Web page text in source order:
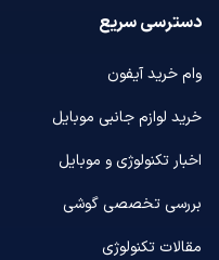
دسترسی سریع
وام خرید آیفون
خرید لوازم جانبی موبایل
اخبار تکنولوژی و موبایل
بررسی تخصصی گوشی
مقالات تکنولوژی